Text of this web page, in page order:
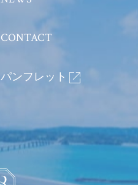
CONTACTお問い合わせ
パンフレット BROCHURE